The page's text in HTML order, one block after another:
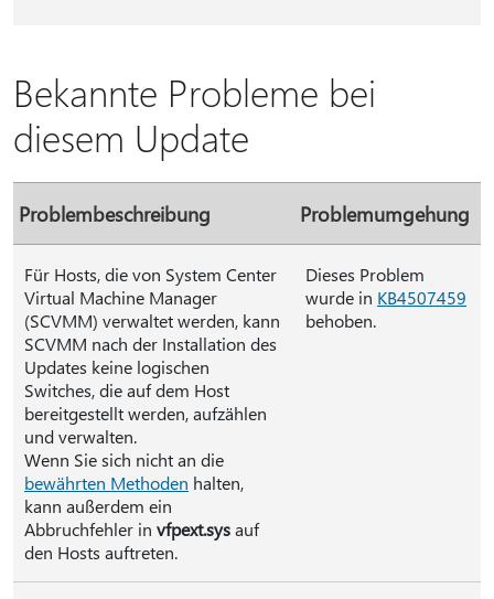
Bekannte Probleme bei
diesem Update
Problembeschreibung Problemumgehung
Für Hosts, die von System Center
Virtual Machine Manager
(SCVMM) verwaltet werden, kann
SCVMM nach der Installation des
Updates keine logischen
Switches, die auf dem Host
bereitgestellt werden, aufzählen
und verwalten.
Wenn Sie sich nicht an die
bewährten Methoden halten,
kann außerdem ein
Abbruchfehler in vfpext.sysauf
den Hosts auftreten.
Dieses Problem
wurde in KB4507459
behoben.